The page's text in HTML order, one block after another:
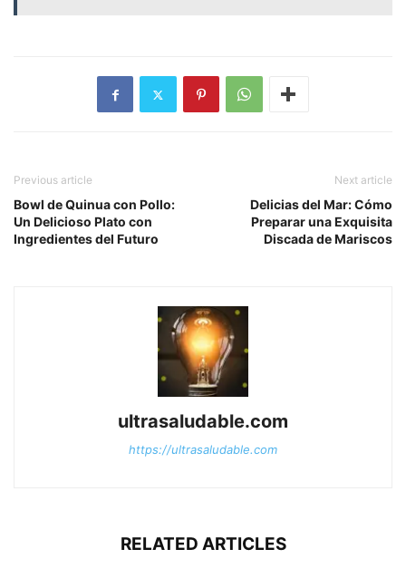
Previous article
Bowl de Quinua con Pollo:
Un Delicioso Plato con
Ingredientes del Futuro
Next article
Delicias del Mar: Cómo
Preparar una Exquisita
Discada de Mariscos
ultrasaludable.com
https://ultrasaludable.com
RELATED ARTICLES